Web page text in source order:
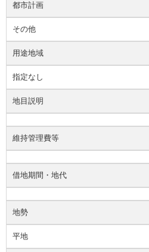
都市計画
その他
用途地域
指定なし
地目説明
維持管理費等
借地期間・地代
地勢
平地